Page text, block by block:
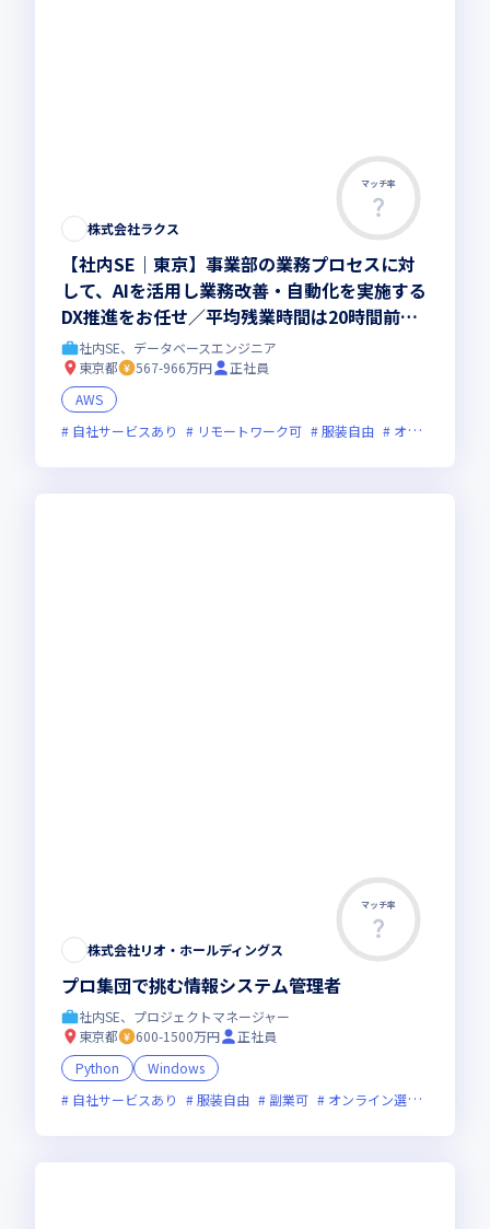
マッチ率
株式会社ラクス
【社内SE｜東京】事業部の業務プロセスに対
して、AIを活用し業務改善・自動化を実施する
DX推進をお任せ／平均残業時間は20時間前
後、有給消化率90%超
社内SE、データベースエンジニア
東京都
567-966万円
正社員
AWS
自社サービスあり
リモートワーク可 服装自由 オンライン選考可
マッチ率
株式会社リオ・ホールディングス
プロ集団で挑む情報システム管理者
社内SE、プロジェクトマネージャー
東京都
600-1500万円
正社員
Python
Windows
自社サービスあり
服装自由 副業可 オンライン選考可